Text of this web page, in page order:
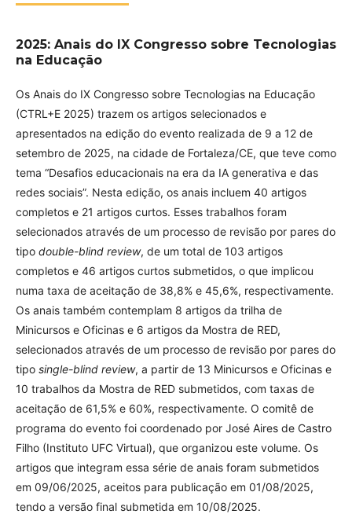
2025: Anais do IX Congresso sobre Tecnologias
na Educação
Os Anais do IX Congresso sobre Tecnologias na Educação
(CTRL+E 2025) trazem os artigos selecionados e
apresentados na edição do evento realizada de 9 a 12 de
setembro de 2025, na cidade de Fortaleza/CE, que teve como
tema “Desafios educacionais na era da IA generativa e das
redes sociais”. Nesta edição, os anais incluem 40 artigos
completos e 21 artigos curtos. Esses trabalhos foram
selecionados através de um processo de revisão por pares do
tipo double-blind review, de um total de 103 artigos
completos e 46 artigos curtos submetidos, o que implicou
numa taxa de aceitação de 38,8% e 45,6%, respectivamente.
Os anais também contemplam 8 artigos da trilha de
Minicursos e Oficinas e 6 artigos da Mostra de RED,
selecionados através de um processo de revisão por pares do
tipo single-blind review, a partir de 13 Minicursos e Oficinas e
10 trabalhos da Mostra de RED submetidos, com taxas de
aceitação de 61,5% e 60%, respectivamente. O comitê de
programa do evento foi coordenado por José Aires de Castro
Filho (Instituto UFC Virtual), que organizou este volume. Os
artigos que integram essa série de anais foram submetidos
em 09/06/2025, aceitos para publicação em 01/08/2025,
tendo a versão final submetida em 10/08/2025.